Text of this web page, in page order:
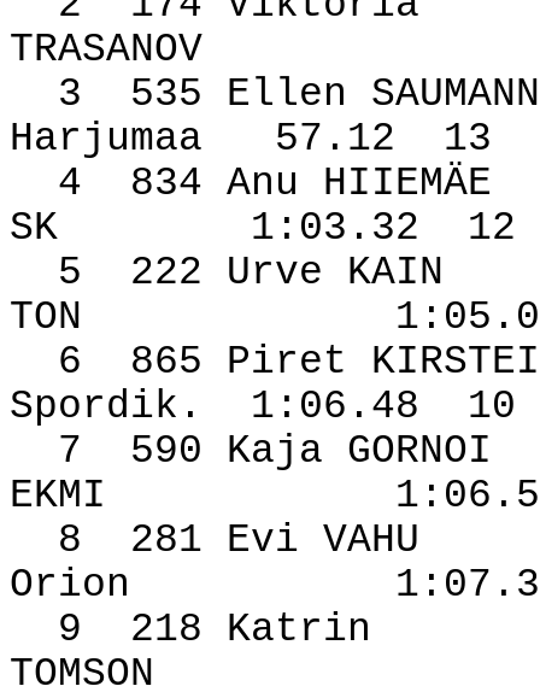
TRASANOV
3
535 Ellen SAUMANN
Harjumaa
57.12
13
4
834 Anu HIIEMÄE
SK
1:03.32
12
5
222 Urve KAIN
TON
6
865 Piret
Spordik.
1:06.48
10
7
590 Kaja GORNOI
EKMI
8
281 Evi VAHU
Orion
9
218 Katrin
TOMSON